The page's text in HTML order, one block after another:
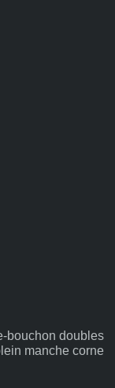
bouchon doubles
manche corne